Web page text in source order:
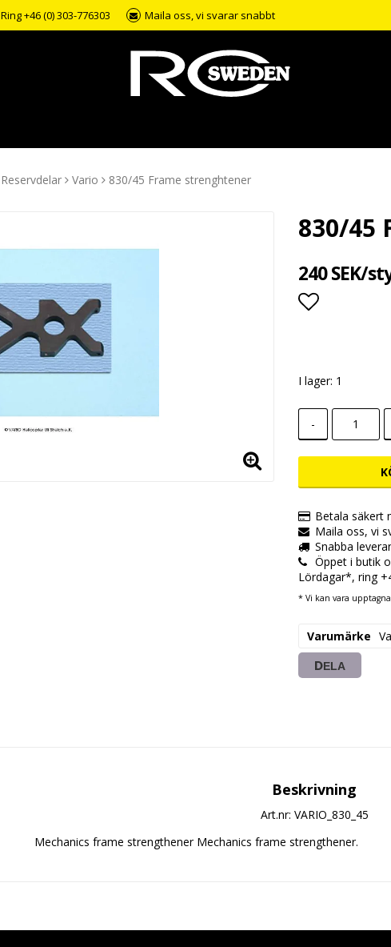
Ring +46 (0) 303-776303 Maila oss, vi svarar snabbt
Reservdelar Vario 830/45 Frame strenghtener
830/45
240 SEK/
I lager: 1
-
Betala säkert
Maila oss, vi
Snabba
Öppet i butik
Lördagar*, ring
* Vi kan vara
Varumärke
DELA
Beskrivning
Art.nr: VARIO_830_45
Mechanics frame strengthener Mechanics frame strengthener.